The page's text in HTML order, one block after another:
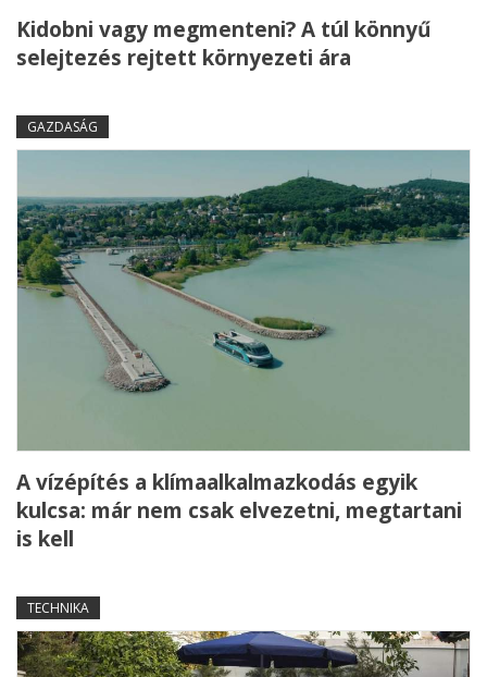
Kidobni vagy megmenteni? A túl könnyű
selejtezés rejtett környezeti ára
GAZDASÁG
A vízépítés a klímaalkalmazkodás egyik
kulcsa: már nem csak elvezetni, megtartani
is kell
TECHNIKA